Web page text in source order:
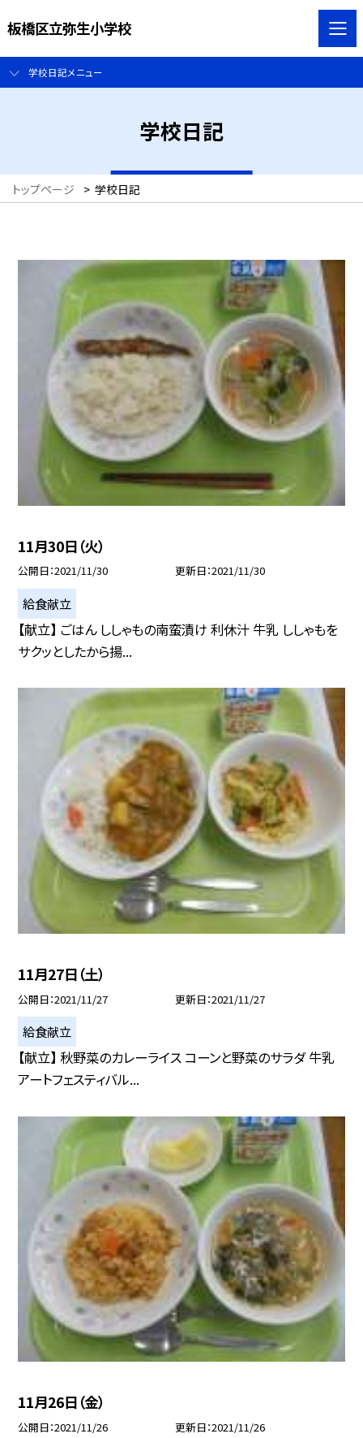
板橋区立弥生小学校
学校日記メニュー
学校日記
トップページ > 学校日記
11月30日（火）
公開日 2021/11/30 更新日 2021/11/30
給食献立
【献立】 ごはん ししゃもの南蛮漬け 利休汁 牛乳 ししゃもを
サクッとしたから揚...
11月27日（土）
公開日 2021/11/27 更新日 2021/11/27
給食献立
【献立】 秋野菜のカレーライス コーンと野菜のサラダ 牛乳
アートフェスティバル...
11月26日（金）
公開日 2021/11/26 更新日 2021/11/26